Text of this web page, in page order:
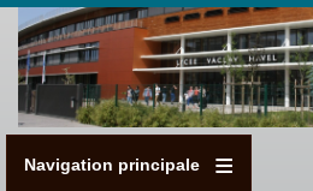
Aller
au
Navigation principale